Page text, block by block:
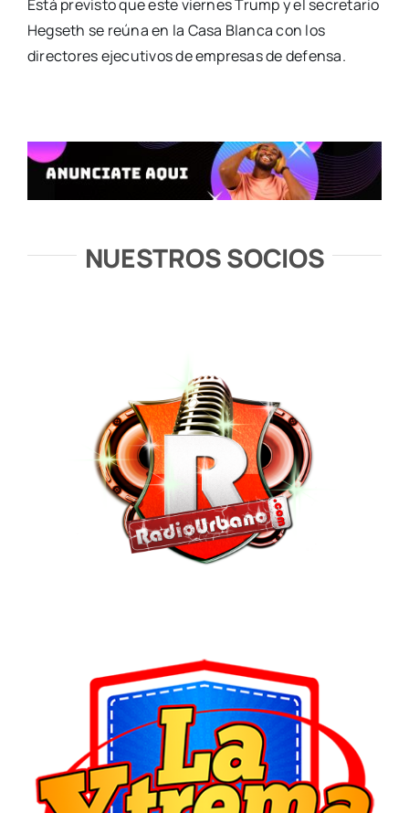
Está previsto que este viernes Trump y el secretario
Hegseth se reúna en la Casa Blanca con los
directores ejecutivos de empresas de defensa.
NUESTROS SOCIOS